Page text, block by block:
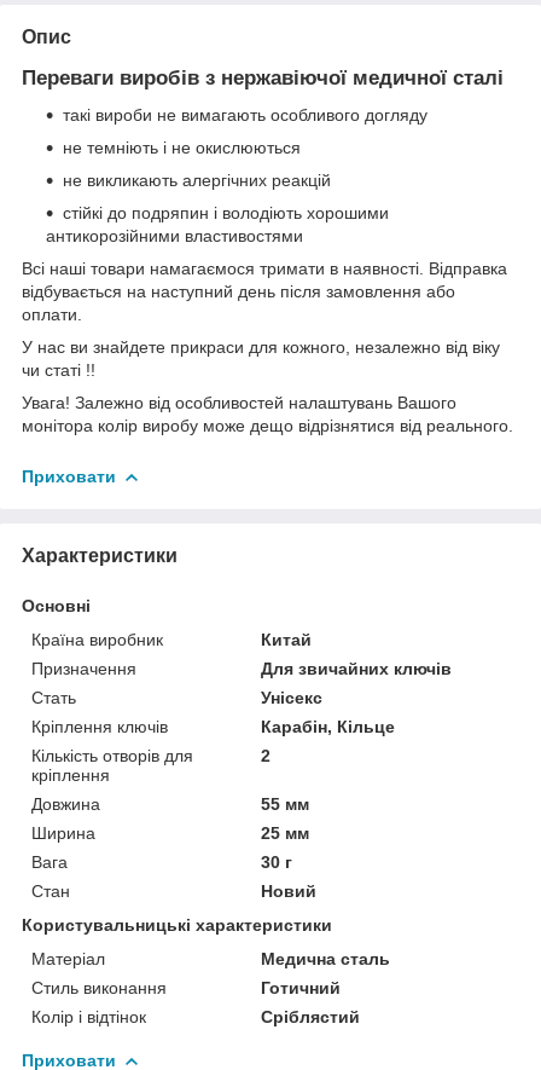
Опис
Переваги виробів з нержавіючої медичної сталі
такі вироби не вимагають особливого догляду
не темніють і не окислюються
не викликають алергічних реакцій
стійкі до подряпин і володіють хорошими
антикорозійними властивостями
Всі наші товари намагаємося тримати в наявності. Відправка
відбувається на наступний день після замовлення або
оплати.
У нас ви знайдете прикраси для кожного, незалежно від віку
чи статі !!
Увага! Залежно від особливостей налаштувань Вашого
монітора колір виробу може дещо відрізнятися від реального.
Приховати
Характеристики
Основні
Країна виробник
Китай
Призначення
Для звичайних ключів
Стать
Унісекс
Кріплення ключів
Карабін, Кільце
Кількість отворів для
кріплення
2
Довжина
55 мм
Ширина
25 мм
Вага
30 г
Стан
Новий
Користувальницькі характеристики
Матеріал
Медична сталь
Стиль виконання
Готичний
Колір і відтінок
Сріблястий
Приховати